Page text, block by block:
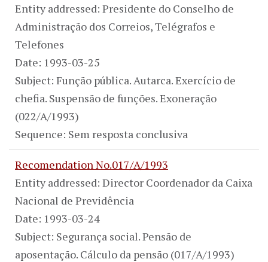
Entity addressed: Presidente do Conselho de
Administração dos Correios, Telégrafos e
Telefones
Date: 1993-03-25
Subject: Função pública. Autarca. Exercício de
chefia. Suspensão de funções. Exoneração
(022/A/1993)
Sequence: Sem resposta conclusiva
Recomendation No.017/A/1993
Entity addressed: Director Coordenador da Caixa
Nacional de Previdência
Date: 1993-03-24
Subject: Segurança social. Pensão de
aposentação. Cálculo da pensão (017/A/1993)